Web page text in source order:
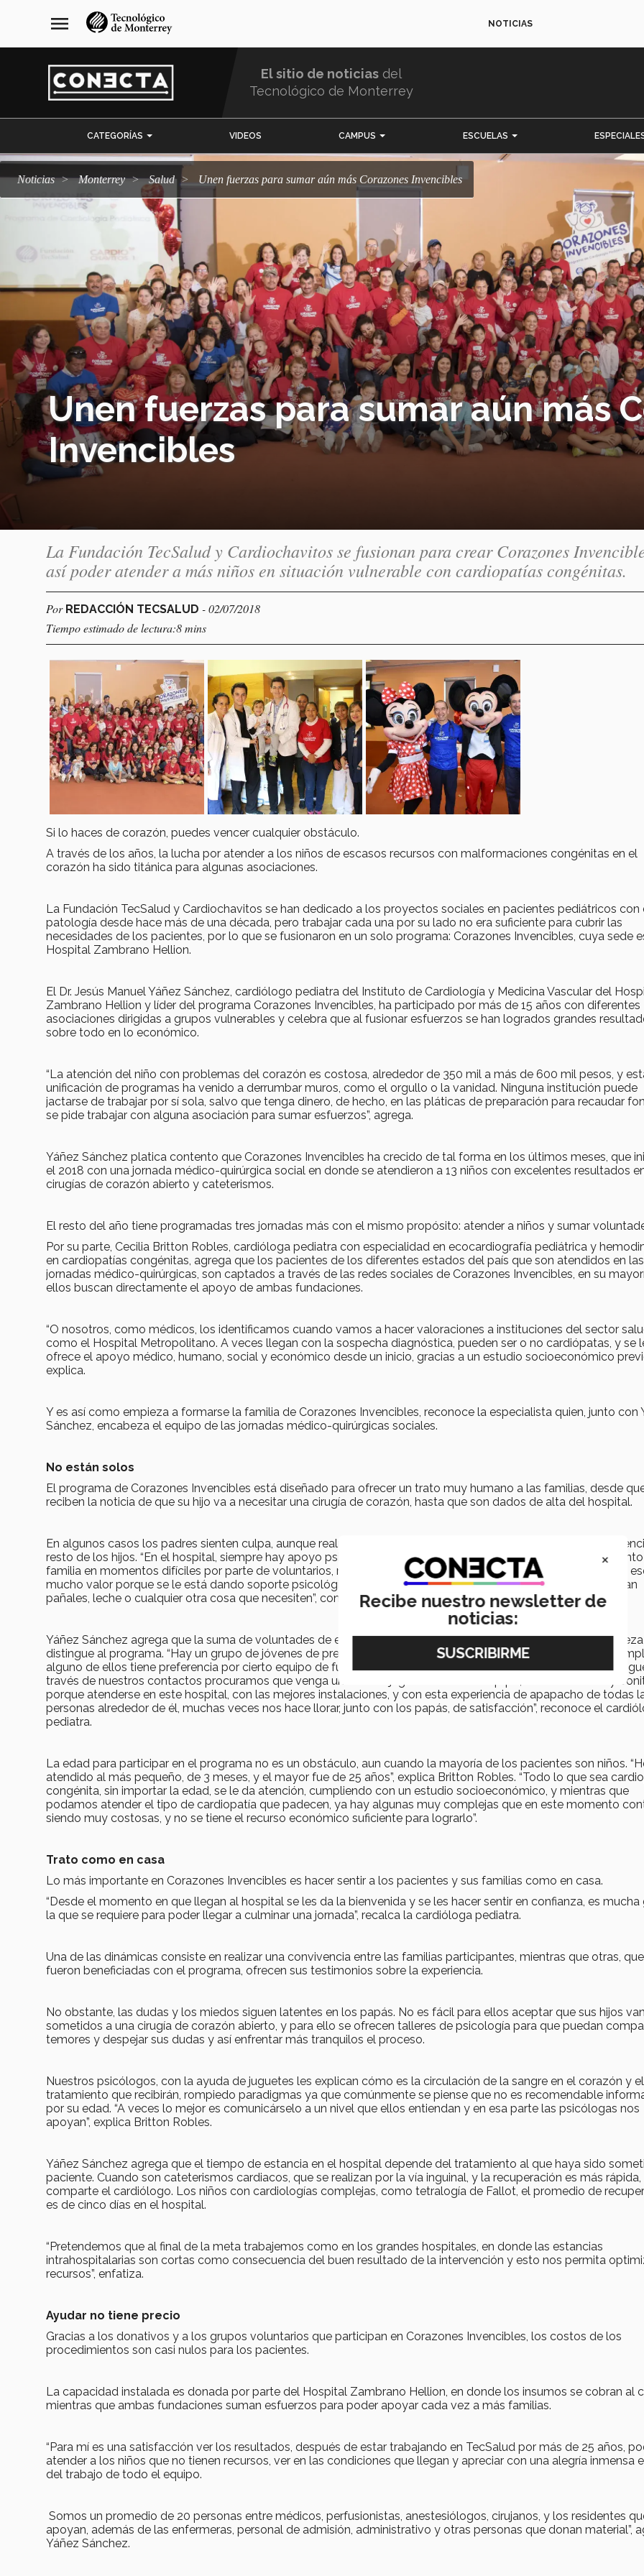
navegación
principal
menu NOTICIAS
El sitio de noticias del
Tecnológico de Monterrey
CATEGORÍAS VIDEOS CAMPUS ESCUELAS
Noticias Monterrey salud Unen fuerzas para sumar aún más Corazones Invencibles
Unen fuerzas para sumar aún más
Invencibles
La Fundación TecSalud y Cardiochavitos se fusionan para crear Corazones
así poder atender a más niños en situación vulnerable con cardiopatías congénitas.
Por REDACCIÓN TECSALUD - 02/07/2018
Tiempo estimado de lectura:8 mins
Si lo haces de corazón, puedes vencer cualquier obstáculo.
A través de los años, la lucha por atender a los niños de escasos recursos con malformaciones congénitas en el
corazón ha sido titánica para algunas asociaciones.
La Fundación TecSalud y Cardiochavitos se han dedicado a los proyectos sociales en pacientes pediátricos con
patología desde hace más de una década, pero trabajar cada una por su lado no era suficiente para cubrir las
necesidades de los pacientes, por lo que se fusionaron en un solo programa: Corazones Invencibles, cuya sede
Hospital Zambrano Hellion.
El Dr. Jesús Manuel Yáñez Sánchez, cardiólogo pediatra del Instituto de Cardiología y Medicina Vascular del
Zambrano Hellion y líder del programa Corazones Invencibles, ha participado por más de 15 años con diferentes
asociaciones dirigidas a grupos vulnerables y celebra que al fusionar esfuerzos se han logrados grandes
sobre todo en lo económico.
“La atención del niño con problemas del corazón es costosa, alrededor de 350 mil a más de 600 mil pesos, y
unificación de programas ha venido a derrumbar muros, como el orgullo o la vanidad. Ninguna institución puede
jactarse de trabajar por sí sola, salvo que tenga dinero, de hecho, en las pláticas de preparación para recaudar
se pide trabajar con alguna asociación para sumar esfuerzos”, agrega.
Yáñez Sánchez platica contento que Corazones Invencibles ha crecido de tal forma en los últimos meses, que
el 2018 con una jornada médico-quirúrgica social en donde se atendieron a 13 niños con excelentes resultados
cirugías de corazón abierto y cateterismos.
El resto del año tiene programadas tres jornadas más con el mismo propósito: atender a niños y sumar
Por su parte, Cecilia Britton Robles, cardióloga pediatra con especialidad en ecocardiografía pediátrica y
en cardiopatías congénitas, agrega que los pacientes de los diferentes estados del país que son atendidos en las
jornadas médico-quirúrgicas, son captados a través de las redes sociales de Corazones Invencibles, en su
ellos buscan directamente el apoyo de ambas fundaciones.
“O nosotros, como médicos, los identificamos cuando vamos a hacer valoraciones a instituciones del sector
como el Hospital Metropolitano. A veces llegan con la sospecha diagnóstica, pueden ser o no cardiópatas, y se
ofrece el apoyo médico, humano, social y económico desde un inicio, gracias a un estudio socioeconómico
explica.
Y es así como empieza a formarse la familia de Corazones Invencibles, reconoce la especialista quien, junto con
Sánchez, encabeza el equipo de las jornadas médico-quirúrgicas sociales.
No están solos
El programa de Corazones Invencibles está diseñado para ofrecer un trato muy humano a las familias, desde
reciben la noticia de que su hijo va a necesitar una cirugía de corazón, hasta que son dados de alta del hospital.
En algunos casos los padres sienten culpa, aunque realmente no exista, porque piensan que le van a restar
resto de los hijos. “En el hospital, siempre hay apoyo psicológico por parte de un especialista y
familia en momentos difíciles por parte de voluntarios, mientras esperan noticias sobre la operación de su hijo,
mucho valor porque se le está dando soporte psicológico especializado, palabras de aliento, o incluso, le llevan
pañales, leche o cualquier otra cosa que necesiten”, comparte la cardióloga.
Yáñez Sánchez agrega que la suma de voluntades de enfermeras, médicos y personas externas es una
distingue al programa. “Hay un grupo de jóvenes de prepa que se suman para atender a los pacientes, por
alguno de ellos tiene preferencia por cierto equipo de futbol, le decoran su cuarto con los colores que lo
través de nuestros contactos procuramos que venga uno de los jugadores de ese equipo, entonces es muy
porque atenderse en este hospital, con las mejores instalaciones, y con esta experiencia de apapacho de todas
personas alrededor de él, muchas veces nos hace llorar, junto con los papás, de satisfacción”, reconoce el
pediatra.
La edad para participar en el programa no es un obstáculo, aun cuando la mayoría de los pacientes son niños.
atendido al más pequeño, de 3 meses, y el mayor fue de 25 años”, explica Britton Robles. “Todo lo que sea
congénita, sin importar la edad, se le da atención, cumpliendo con un estudio socioeconómico, y mientras que
podamos atender el tipo de cardiopatía que padecen, ya hay algunas muy complejas que en este momento
siendo muy costosas, y no se tiene el recurso económico suficiente para lograrlo”.
Trato como en casa
Lo más importante en Corazones Invencibles es hacer sentir a los pacientes y sus familias como en casa.
“Desde el momento en que llegan al hospital se les da la bienvenida y se les hacer sentir en confianza, es mucha
la que se requiere para poder llegar a culminar una jornada”, recalca la cardióloga pediatra.
Una de las dinámicas consiste en realizar una convivencia entre las familias participantes, mientras que otras,
fueron beneficiadas con el programa, ofrecen sus testimonios sobre la experiencia.
No obstante, las dudas y los miedos siguen latentes en los papás. No es fácil para ellos aceptar que sus hijos
sometidos a una cirugía de corazón abierto, y para ello se ofrecen talleres de psicología para que puedan
temores y despejar sus dudas y así enfrentar más tranquilos el proceso.
Nuestros psicólogos, con la ayuda de juguetes les explican cómo es la circulación de la sangre en el corazón y el
tratamiento que recibirán, rompiedo paradigmas ya que comúnmente se piense que no es recomendable
por su edad. “A veces lo mejor es comunicárselo a un nivel que ellos entiendan y en esa parte las psicólogas nos
apoyan”, explica Britton Robles.
Yáñez Sánchez agrega que el tiempo de estancia en el hospital depende del tratamiento al que haya sido
paciente. Cuando son cateterismos cardiacos, que se realizan por la vía inguinal, y la recuperación es más rápida,
comparte el cardiólogo. Los niños con cardiologías complejas, como tetralogía de Fallot, el promedio de
es de cinco días en el hospital.
“Pretendemos que al final de la meta trabajemos como en los grandes hospitales, en donde las estancias
intrahospitalarias son cortas como consecuencia del buen resultado de la intervención y esto nos permita
recursos”, enfatiza.
Ayudar no tiene precio
Gracias a los donativos y a los grupos voluntarios que participan en Corazones Invencibles, los costos de los
procedimientos son casi nulos para los pacientes.
La capacidad instalada es donada por parte del Hospital Zambrano Hellion, en donde los insumos se cobran al
mientras que ambas fundaciones suman esfuerzos para poder apoyar cada vez a más familias.
“Para mí es una satisfacción ver los resultados, después de estar trabajando en TecSalud por más de 25 años,
atender a los niños que no tienen recursos, ver en las condiciones que llegan y apreciar con una alegría inmensa
del trabajo de todo el equipo.
Somos un promedio de 20 personas entre médicos, perfusionistas, anestesiólogos, cirujanos, y los residentes
apoyan, además de las enfermeras, personal de admisión, administrativo y otras personas que donan material”,
Yáñez Sánchez.
×
Recibe nuestro newsletter de
noticias: